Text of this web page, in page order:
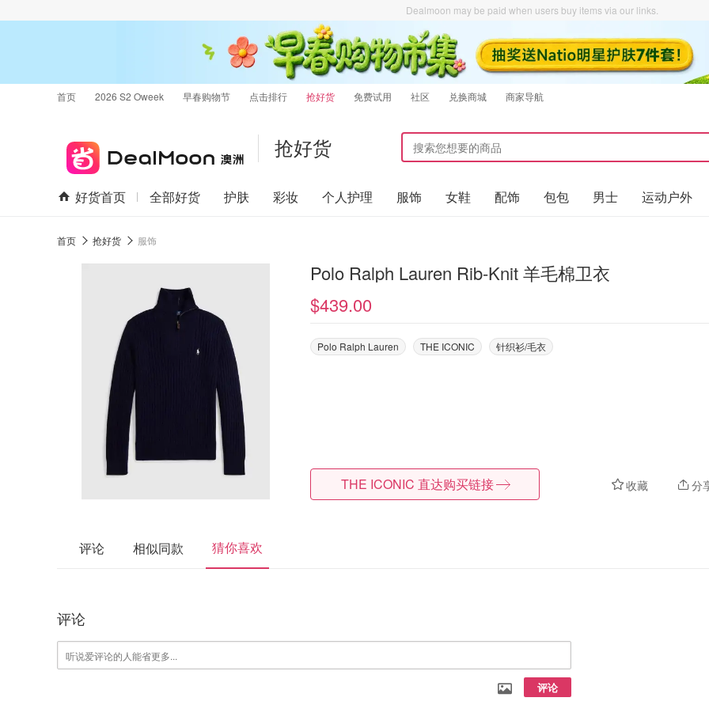
Dealmoon may be paid when users buy items via our links.
首页 2026 S2 Oweek 早春购物节 点击排行 抢好货 免费试用 社区 兑换商城 商家导航
抢好货
好货首页 全部好货 护肤 彩妆 个人护理 服饰 女鞋 配饰 包包 男士 运动户外
首页 抢好货 服饰
Polo Ralph Lauren Rib-Knit 羊毛棉卫衣
$439.00
Polo Ralph Lauren THE ICONIC 针织衫/毛衣
收藏 分
THE ICONIC 直达购买链接
评论 相似同款 猜你喜欢
评论
评论